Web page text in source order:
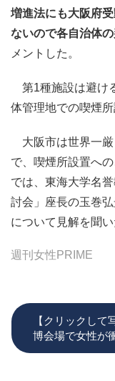
増進法にも大阪府
ないので各自治体
メントした。
第1種施設は避け
体管理地での喫煙
大阪市は世界一厳
で、喫煙所設置へ
では、東海大学名
討会」座長の玉巻
について見解を聞い
週刊女性PRIME
【クリックし
博会場で女性が